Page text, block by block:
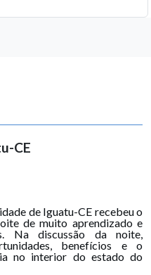
CE
de Iguatu-CE recebeu o
de muito aprendizado e
Na discussão da noite,
benefícios e o
no interior do estado do